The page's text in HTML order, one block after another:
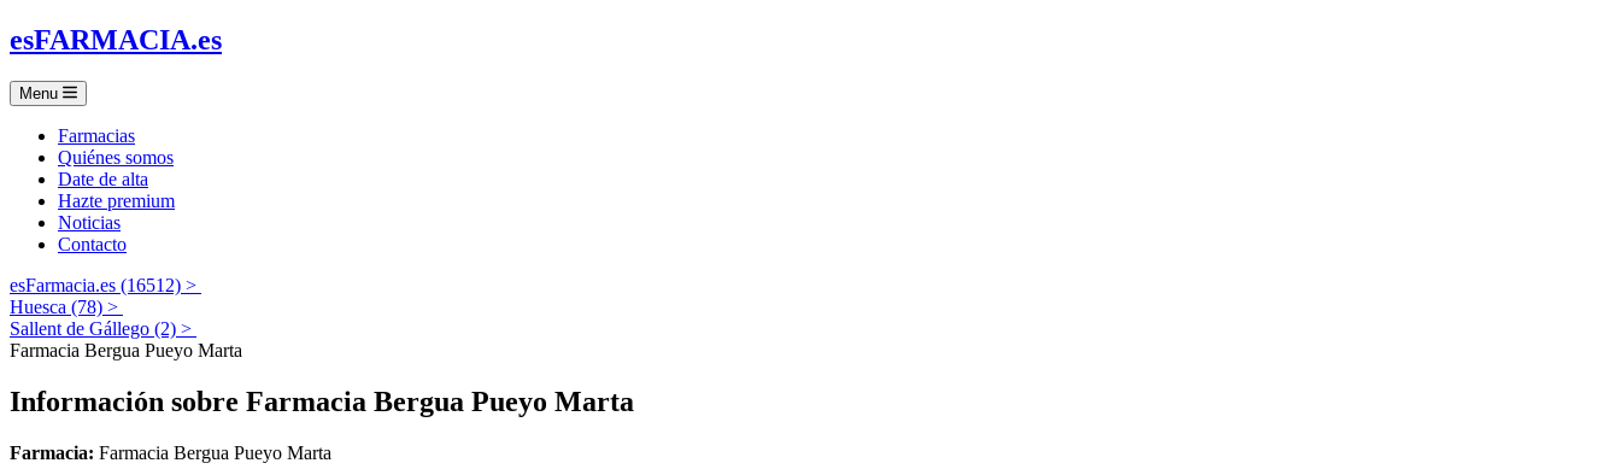
esFARMACIA.es
Menu
Farmacias
Quiénes somos
Date de alta
Hazte premium
Noticias
Contacto
esFarmacia.es (16512) >
Huesca (78) >
Sallent de Gállego (2) >
Farmacia Bergua Pueyo Marta
Información sobre Farmacia Bergua Pueyo Marta
Farmacia: Farmacia Bergua Pueyo Marta